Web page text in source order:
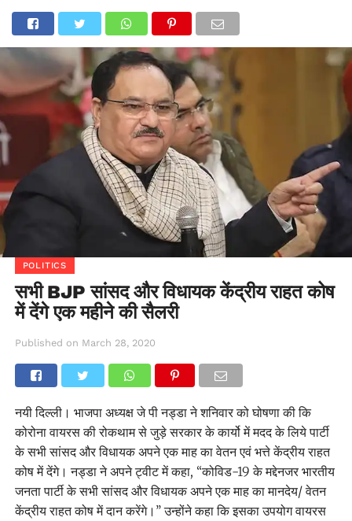
POLITICS
सभी BJP सांसद और विधायक केंद्रीय राहत कोष
में देंगे एक महीने की सैलरी
Published on March 28, 2020
नयी दिल्ली। भाजपा अध्यक्ष जे पी नड्डा ने शनिवार को घोषणा की कि
कोरोना वायरस की रोकथाम से जुड़े सरकार के कार्यो में मदद के लिये पार्टी
के सभी सांसद और विधायक अपने एक माह का वेतन एवं भत्ते केंद्रीय राहत
कोष में देंगे। नड्डा ने अपने ट्वीट में कहा, ‘‘कोविड-19 के मद्देनजर भारतीय
जनता पार्टी के सभी सांसद और विधायक अपने एक माह का मानदेय/ वेतन
केंद्रीय राहत कोष में दान करेंगे।’’ उन्होंने कहा कि इसका उपयोग वायरस